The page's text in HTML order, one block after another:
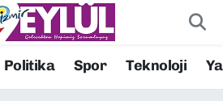
Politika Spor Teknoloji